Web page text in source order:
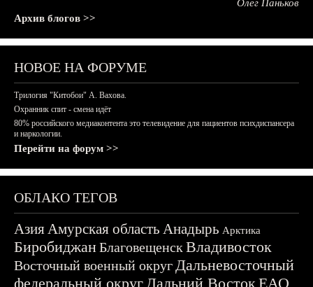
Олег Паньков
Архив блогов >>
НОВОЕ НА ФОРУМЕ
Трилогия "Китобои" А. Вахова.
Охранник спит - смена идёт
80% российского медиаконтента это телевидение для пациентов психдиспансера
и наркологии.
Перейти на форум >>
ОБЛАКО ТЕГОВ
АзияАмурская область Анадырь Арктика
БиробиджанБлаговещенскВладивосток
Восточный военный округДальневосточный
федеральный округДальний ВостокЕАО